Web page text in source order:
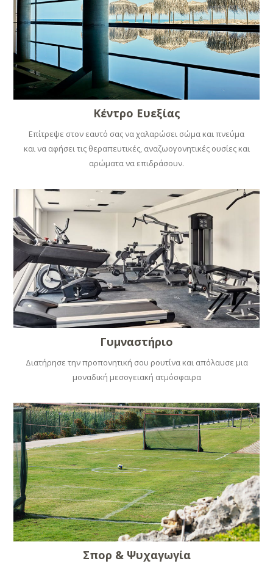
Κέντρο Ευεξίας
Επίτρεψε στον εαυτό σας να χαλαρώσει σώμα και πνεύμα
και να αφήσει τις θεραπευτικές, αναζωογονητικές ουσίες και
αρώματα να επιδράσουν.
Γυμναστήριο
Διατήρησε την προπονητική σου ρουτίνα και απόλαυσε μια
μοναδική μεσογειακή ατμόσφαιρα
Σπορ & Ψυχαγωγία